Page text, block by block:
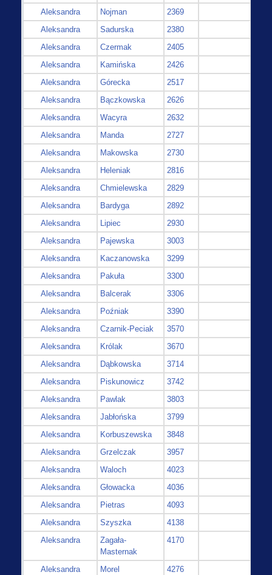
Aleksandra Nojman
2369
Aleksandra
Sadurska
2380
Aleksandra
Czermak
2405
Aleksandra
Kamińska
2426
Aleksandra
Górecka
2517
Aleksandra
Bączkowska
2626
Aleksandra
Wacyra
2632
Aleksandra
Manda
2727
Aleksandra
Makowska
2730
Aleksandra
Heleniak
2816
Aleksandra
Chmielewska
2829
Aleksandra
Bardyga
2892
Aleksandra
Lipiec
2930
Aleksandra
Pajewska
3003
Aleksandra
Kaczanowska
3299
Aleksandra
Pakuła
3300
Aleksandra
Balcerak
3306
Aleksandra
Poźniak
3390
Aleksandra
Czarnik-Peciak
3570
Aleksandra
Królak
3670
Aleksandra
Dąbkowska
3714
Aleksandra
Piskunowicz
3742
Aleksandra
Pawlak
3803
Aleksandra
Jabłońska
3799
Aleksandra
Korbuszewska
3848
Aleksandra
Grzelczak
3957
Aleksandra
Waloch
4023
Aleksandra
Głowacka
4036
Aleksandra
Pietras
4093
Aleksandra
Szyszka
4138
Aleksandra
Zagała-
Masternak
4170
Aleksandra Morel
4276